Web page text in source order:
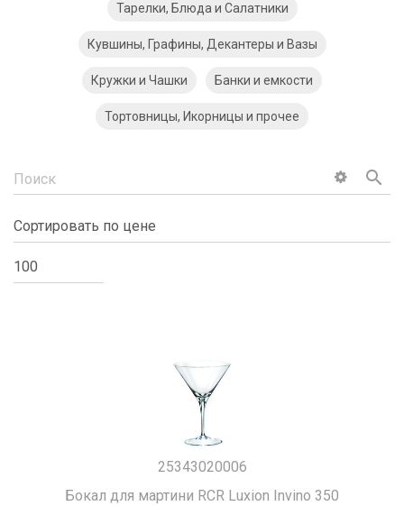
Тарелки, Блюда и Салатники
Кувшины, Графины, Декантеры и Вазы
Кружки и Чашки Банки и емкости
Тортовницы, Икорницы и прочее
search
25343020006
Бокал для мартини RCR Luxion Invino 350